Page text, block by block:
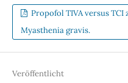
Propofol TIVA versus
Myasthenia gravis.
Veröffentlicht